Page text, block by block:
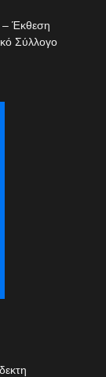
– Έκθεση
Σύλλογο